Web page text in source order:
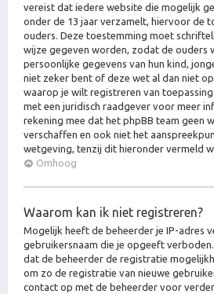
vereist dat iedere website die mogelijk
onder de 13 jaar verzamelt, hiervoor de
ouders. Deze toestemming moet
wijze gegeven worden, zodat de ouders
persoonlijke gegevens van hun kind,
niet zeker bent of deze wet al dan niet
waarop je wilt registreren van
met een juridisch raadgever voor meer
rekening mee dat het phpBB team geen
verschaffen en ook niet het
wetgeving, tenzij dit hieronder vermeld
Omhoog
Waarom kan ik niet registreren?
Mogelijk heeft de beheerder je IP-adres
gebruikersnaam die je opgeeft
dat de beheerder de registratie
om zo de registratie van nieuwe
contact op met de beheerder voor